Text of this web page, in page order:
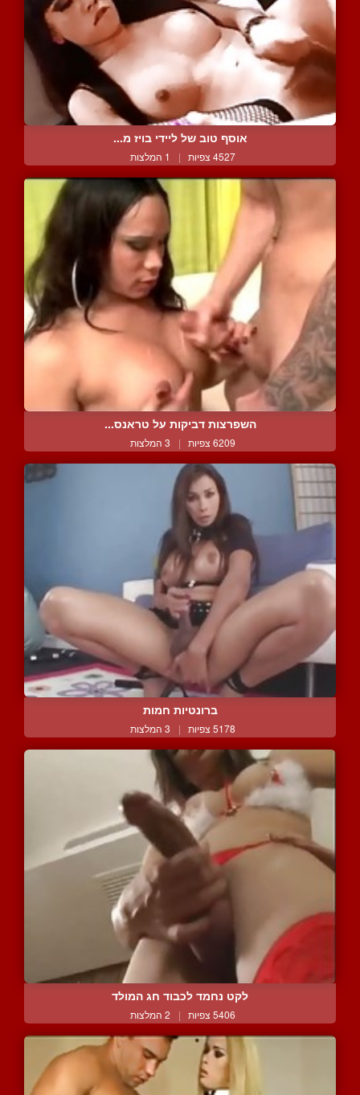
אוסף טוב של ליידי בויז מ...
4527 צפיות | 1 המלצות
השפרצות דביקות על טראנס...
6209 צפיות | 3 המלצות
ברונטיות חמות
5178 צפיות | 3 המלצות
לקט נחמד לכבוד חג המולד
5406 צפיות | 2 המלצות